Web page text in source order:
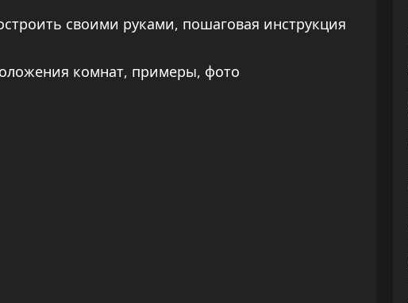
своими руками, пошаговая инструкция
комнат, примеры, фото